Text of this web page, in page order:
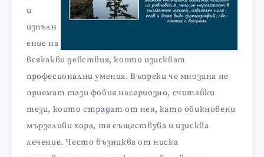
и
изпълн
ение на
всякакви действия, които изискват
професионални умения. Въпреки че мнозина не
приемат тази фобия насериозно, считайки
тези, които страдат от нея, като обикновени
мързеливи хора, тя съществува и изисква
лечение. Често възниква от ниска